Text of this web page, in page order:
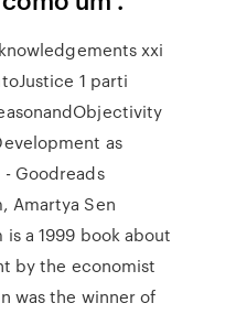
xxi
1 parti
as
Goodreads
Amartya Sen
a 1999 book about
by the economist
was the winner of